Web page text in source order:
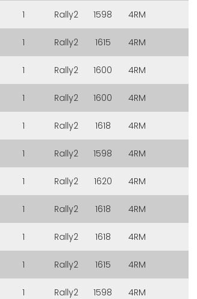
1 Rally2 1598 4RM
1 Rally2 1615 4RM
1 Rally2 1600 4RM
1 Rally2 1600 4RM
1 Rally2 1618 4RM
1 Rally2 1598 4RM
1 Rally2 1620 4RM
1 Rally2 1618 4RM
1 Rally2 1618 4RM
1 Rally2 1615 4RM
1 Rally2 1598 4RM